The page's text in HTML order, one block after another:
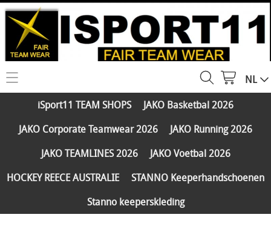
HOME
WEBSHOP
JAKO Running 2026
PARTNERS
NL
iSport11 TEAM SHOPS
JAKO Basketbal 2026
JAKO Corporate Teamwear 2026
JAKO Running 2026
JAKO TEAMLINES 2026
JAKO Voetbal 2026
HOCKEY REECE AUSTRALIE
STANNO Keeperhandschoenen
Stanno keeperskleding